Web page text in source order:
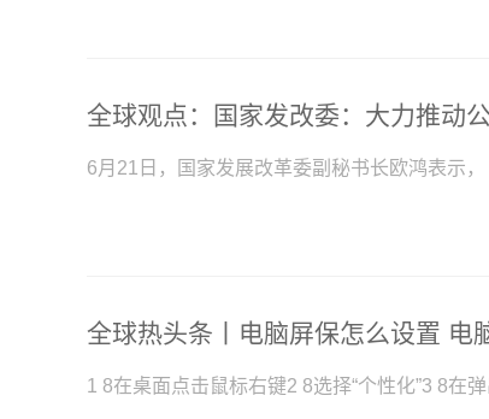
全球观点：国家发改委：大力推动
6月21日，国家发展改革委副秘书长欧鸿表示
全球热头条丨电脑屏保怎么设置 电
1 8在桌面点击鼠标右键2 8选择“个性化”3 8在